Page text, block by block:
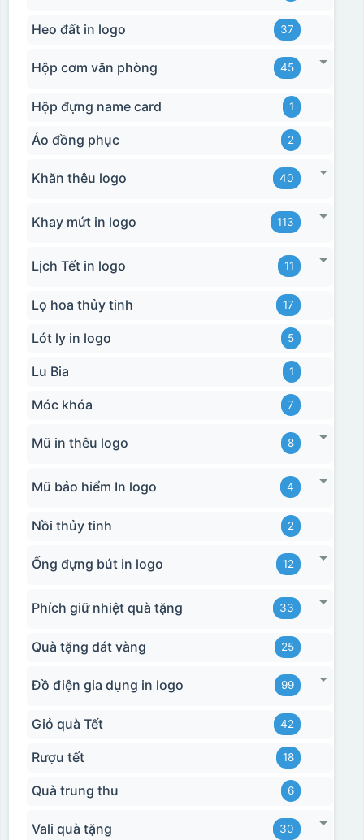
Hộp xi bình giữ nhiệt
Heo đất in logo 37
Hộp cơm văn phòng 45
Hộp đựng name card 1
Áo đồng phục 2
Khăn thêu logo 40
Khay mứt in logo 113
Lịch Tết in logo 11
Lọ hoa thủy tinh 17
Lót ly in logo 5
Lu Bia 1
Móc khóa 7
Mũ in thêu logo 8
Mũ bảo hiểm In logo 4
Nồi thủy tinh 2
Ống đựng bút in logo 12
Phích giữ nhiệt quà tặng 33
Quà tặng dát vàng 25
Đồ điện gia dụng in logo 99
Giỏ quà Tết 42
Rượu tết 18
Quà trung thu 6
Vali quà tặng 30